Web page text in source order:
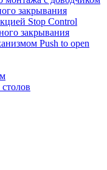
закрывания
Stop Control
закрывания
Push to open